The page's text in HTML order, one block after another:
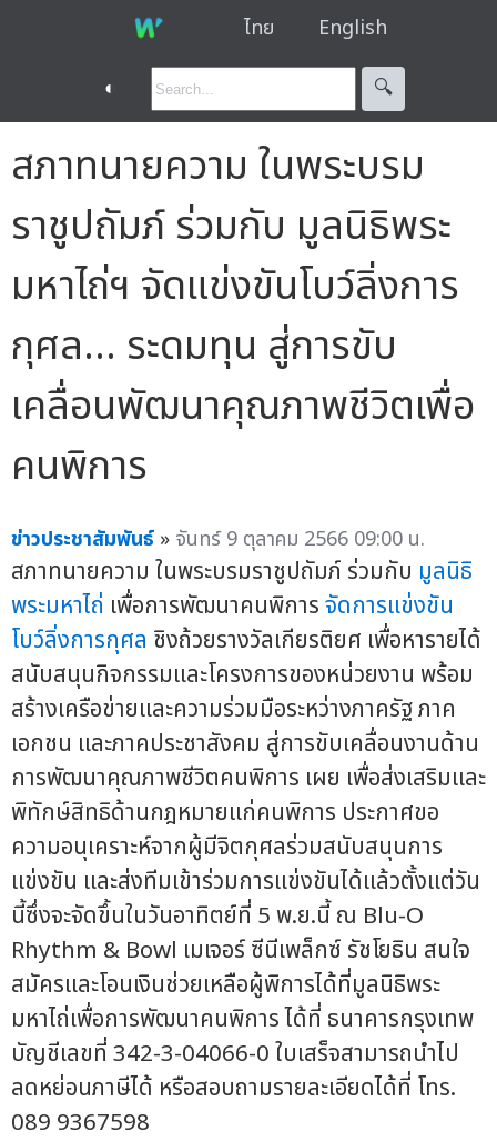
ไทย English
◐ 🔍︎
สภาทนายความ ในพระบรม
ราชูปถัมภ์ ร่วมกับ มูลนิธิพระ
มหาไถ่ฯ จัดแข่งขันโบว์ลิ่งการ
กุศล... ระดมทุน สู่การขับ
เคลื่อนพัฒนาคุณภาพชีวิตเพื่อ
คนพิการ
ข่าวประชาสัมพันธ์ » จันทร์ 9 ตุลาคม 2566 09:00 น.
สภาทนายความ ในพระบรมราชูปถัมภ์ ร่วมกับ มูลนิธิ
พระมหาไถ่ เพื่อการพัฒนาคนพิการจัดการแข่งขัน
โบว์ลิ่งการกุศล ชิงถ้วยรางวัลเกียรติยศ เพื่อหารายได้
สนับสนุนกิจกรรมและโครงการของหน่วยงาน พร้อม
สร้างเครือข่ายและความร่วมมือระหว่างภาครัฐ ภาค
เอกชน และภาคประชาสังคม สู่การขับเคลื่อนงานด้าน
การพัฒนาคุณภาพชีวิตคนพิการ เผย เพื่อส่งเสริมและ
พิทักษ์สิทธิด้านกฎหมายแก่คนพิการ ประกาศขอ
ความอนุเคราะห์จากผู้มีจิตกุศลร่วมสนับสนุนการ
แข่งขัน และส่งทีมเข้าร่วมการแข่งขันได้แล้วตั้งแต่วัน
นี้ซึ่งจะจัดขึ้นในวันอาทิตย์ที่ 5 พ.ย.นี้ ณ Blu-O
Rhythm & Bowl เมเจอร์ ซีนีเพล็กซ์ รัชโยธิน สนใจ
สมัครและโอนเงินช่วยเหลือผู้พิการได้ที่มูลนิธิพระ
มหาไถ่เพื่อการพัฒนาคนพิการ ได้ที่ ธนาคารกรุงเทพ
บัญชีเลขที่ 342-3-04066-0 ใบเสร็จสามารถนำไป
ลดหย่อนภาษีได้ หรือสอบถามรายละเอียดได้ที่ โทร.
089 9367598